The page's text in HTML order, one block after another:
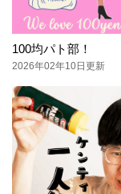
100均パト部！
2026年02年10日更新